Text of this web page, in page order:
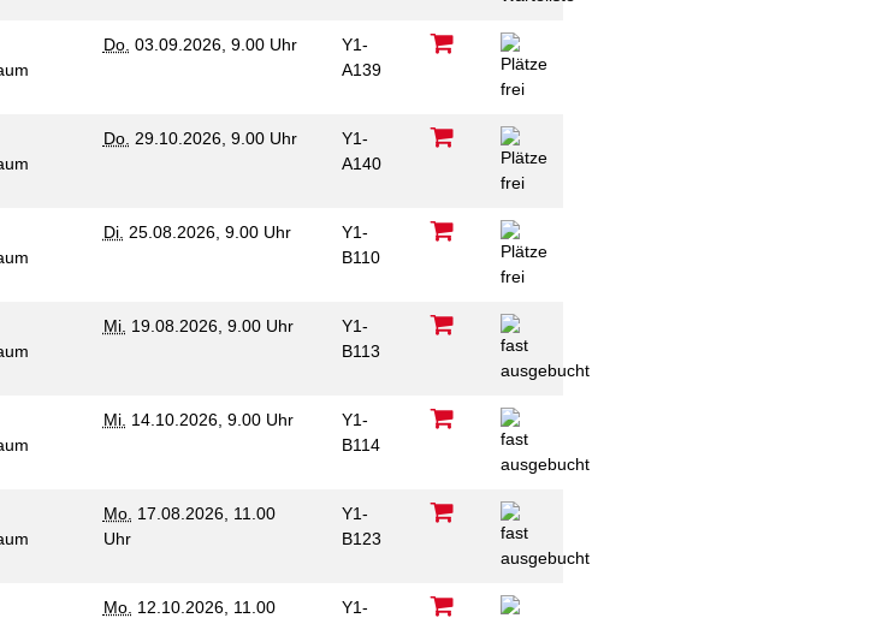
Do. 03.09.2026, 9.00 Uhr
Y1-
A139
Do. 29.10.2026, 9.00 Uhr
Y1-
A140
Di. 25.08.2026, 9.00 Uhr
Y1-
B110
Mi. 19.08.2026, 9.00 Uhr
Y1-
B113
Mi. 14.10.2026, 9.00 Uhr
Y1-
B114
Mo. 17.08.2026, 11.00
Uhr
Y1-
B123
Mo. 12.10.2026, 11.00
Y1-